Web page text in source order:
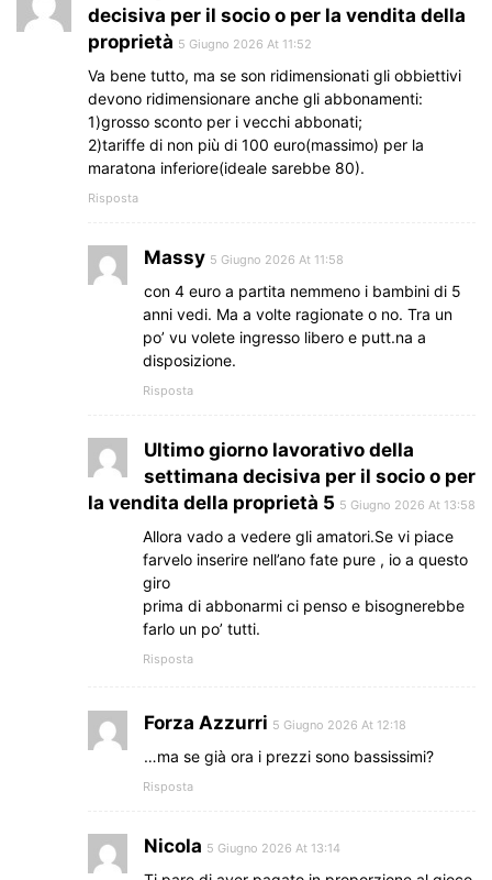
decisiva per il socio o per la vendita della
proprietà 5 Giugno 2026 At 11:52
Va bene tutto, ma se son ridimensionati gli obbiettivi
devono ridimensionare anche gli abbonamenti:
1)grosso sconto per i vecchi abbonati;
2)tariffe di non più di 100 euro(massimo) per la
maratona inferiore(ideale sarebbe 80).
Risposta
Massy 5 Giugno 2026 At 11:58
con 4 euro a partita nemmeno i bambini di 5
anni vedi. Ma a volte ragionate o no. Tra un
po’ vu volete ingresso libero e putt.na a
disposizione.
Risposta
Ultimo giorno lavorativo della
settimana decisiva per il socio o per
la vendita della proprietà 5 5 Giugno 2026 At 13:58
Allora vado a vedere gli amatori.Se vi piace
farvelo inserire nell’ano fate pure , io a questo
giro
prima di abbonarmi ci penso e bisognerebbe
farlo un po’ tutti.
Risposta
Forza Azzurri 5 Giugno 2026 At 12:18
…ma se già ora i prezzi sono bassissimi?
Risposta
Nicola 5 Giugno 2026 At 13:14